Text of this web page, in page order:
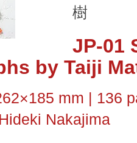
樹
JP-01
by Taiji
mm | 136
Nakajima